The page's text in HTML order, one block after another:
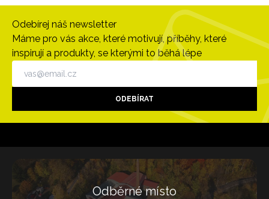
Odebírej náš newsletter
Máme pro vás akce, které motivují, příběhy, které
inspirují a produkty, se kterými to běhá lépe
ODEBÍRAT
Odběrné místo